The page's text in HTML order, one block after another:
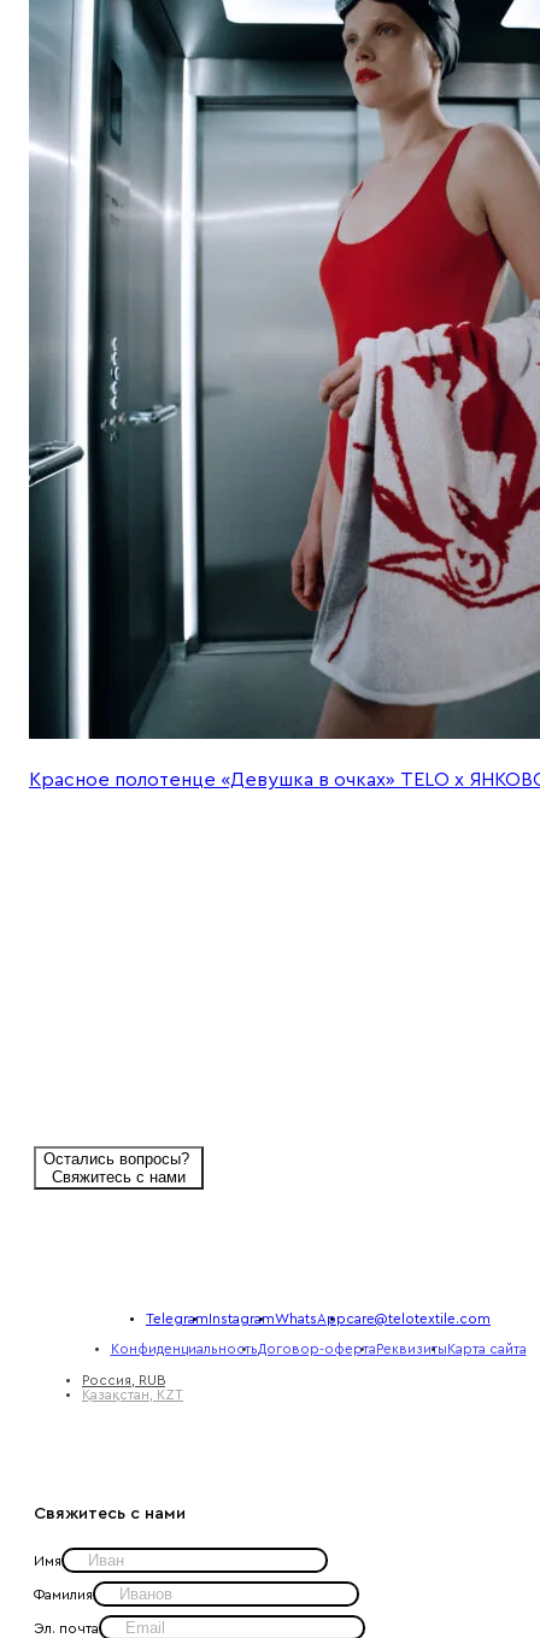
Красное полотенце «Девушка в очках» TELO x
Остались вопросы?
Свяжитесь с нами
Telegram InstagramWhatsAppcare@telotextile.com
КонфиденциальностьДоговор-оферта Реквизиты Карта сайта
Россия, RUB
Қазақстан, KZT
Свяжитесь с нами
Имя
Фамилия
Эл. почта